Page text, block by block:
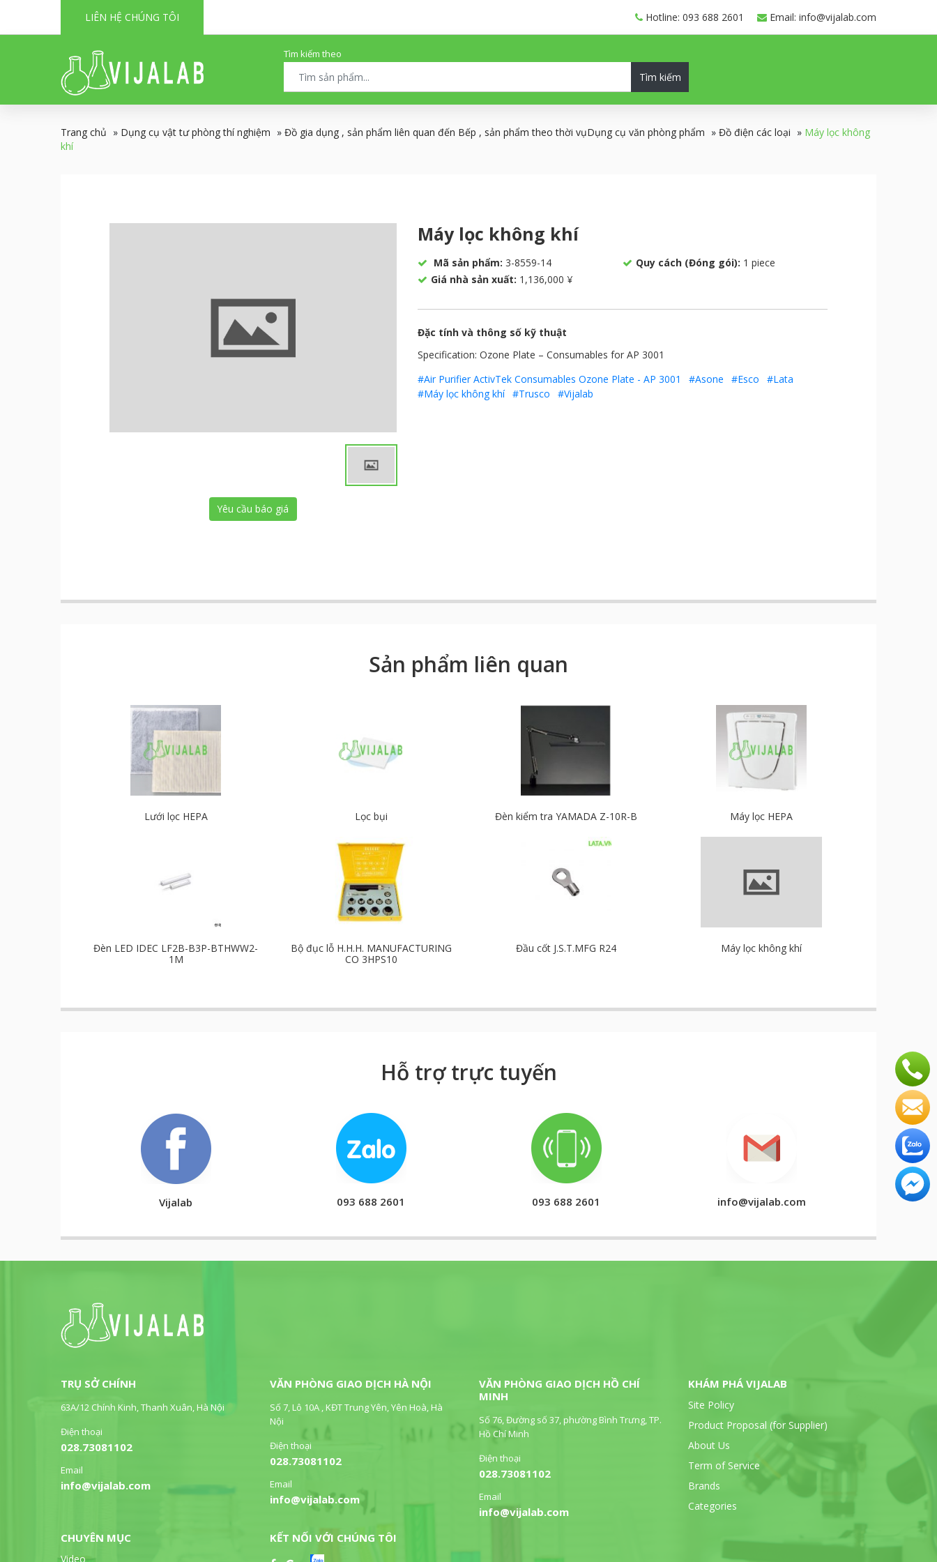
LIÊN HỆ CHÚNG TÔI Hotline: 093 688 2601 Email: info@vijalab.com
Tìm kiếm theo
Tìm kiếm
Trang chủ » Dụng cụ vật tư phòng thí nghiệm » Đồ gia dụng , sản phẩm liên quan đến Bếp , sản phẩm theo thời vụDụng cụ văn phòng phẩm » Đồ điện các loại » Máy lọc không
khí
Yêu cầu báo giá
Máy lọc không khí
Mã sản phẩm: 3-8559-14 Quy cách (Đóng gói): 1 piece
Giá nhà sản xuất: 1,136,000 ¥
Đặc tính và thông số kỹ thuật
Specification: Ozone Plate – Consumables for AP 3001
#Air Purifier ActivTek Consumables Ozone Plate - AP 3001
#Asone #Esco
#Lata
#Máy lọc không khí #Trusco #Vijalab
Sản phẩm liên quan
Lưới lọc HEPA Lọc bụi Đèn kiểm tra YAMADA Z-10R-B Máy lọc HEPA
Đèn LED IDEC LF2B-B3P-BTHWW2-
1M
Bộ đục lỗ H.H.H. MANUFACTURING
CO 3HPS10
Đầu cốt J.S.T.MFG R24 Máy lọc không khí
Hỗ trợ trực tuyến
Vijalab 093 688 2601 093 688 2601 info@vijalab.com
TRỤ SỞ CHÍNH
63A/12 Chính Kinh, Thanh Xuân, Hà Nội
Điện thoại
028.73081102
Email
info@vijalab.com
VĂN PHÒNG GIAO DỊCH HÀ NỘI
Số 7, Lô 10A , KĐT Trung Yên, Yên Hoà, Hà
Nội
Điện thoại
028.73081102
Email
info@vijalab.com
VĂN PHÒNG GIAO DỊCH HỒ CHÍ
MINH
Số 76, Đường số 37, phường Bình Trưng, TP.
Hồ Chí Minh
Điện thoại
028.73081102
Email
info@vijalab.com
KHÁM PHÁ VIJALAB
Site Policy
Product Proposal (for Supplier)
About Us
Term of Service
Brands
Categories
CHUYÊN MỤC
Video
KẾT NỐI VỚI CHÚNG TÔI